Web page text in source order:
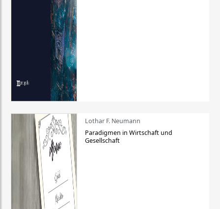
Lothar F. Neumann
Paradigmen in Wirtschaft und
Gesellschaft